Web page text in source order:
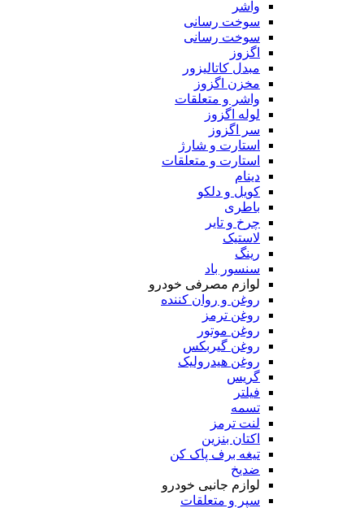
واشر
سوخت رسانی
سوخت رسانی
اگزوز
مبدل کاتالیزور
مخزن اگزوز
واشر و متعلقات
لوله اگزوز
سر اگزوز
استارت و شارژ
استارت و متعلقات
دینام
کویل و دلکو
باطری
چرخ و تایر
لاستیک
رینگ
سنسور باد
لوازم مصرفی خودرو
روغن و روان کننده
روغن ترمز
روغن موتور
روغن گیربکس
روغن هیدرولیک
گریس
فیلتر
تسمه
لنت ترمز
اکتان بنزین
تیغه برف پاک کن
ضدیخ
لوازم جانبی خودرو
سپر و متعلقات